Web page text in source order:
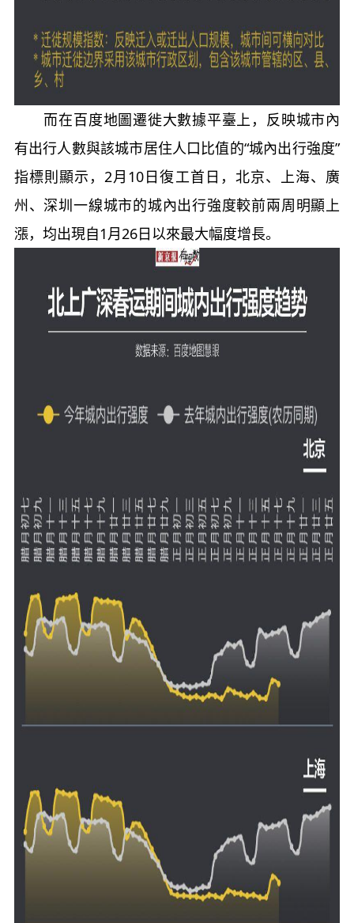
而在百度地圖遷徙大數據平臺上，反映城市內
有出行人數與該城市居住人口比值的“城內出行強度”
指標則顯示，2月10日復工首日，北京、上海、廣
州、深圳一線城市的城內出行強度較前兩周明顯上
漲，均出現自1月26日以來最大幅度增長。